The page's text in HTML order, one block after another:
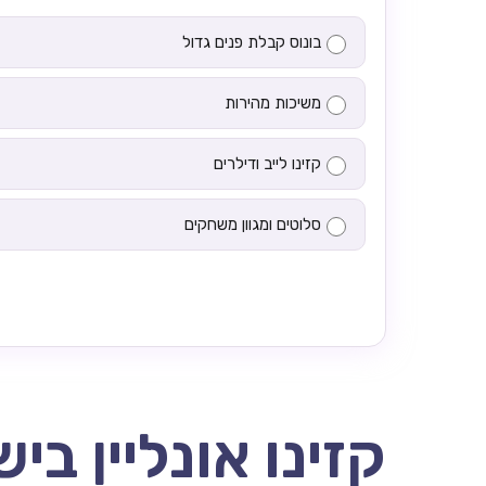
בונוס קבלת פנים גדול
משיכות מהירות
קזינו לייב ודילרים
סלוטים ומגוון משחקים
קזינו אונליין